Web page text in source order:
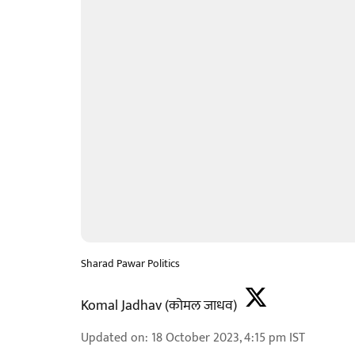
Sharad Pawar Politics
Komal Jadhav (कोमल जाधव)
Updated on: 18 October 2023, 4:15 pm IST